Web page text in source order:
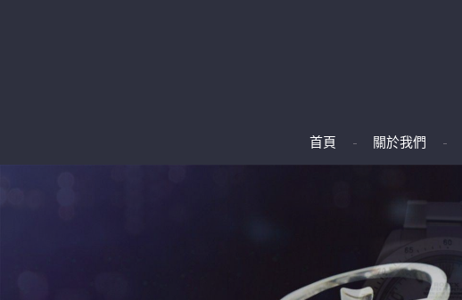
首頁 關於我們